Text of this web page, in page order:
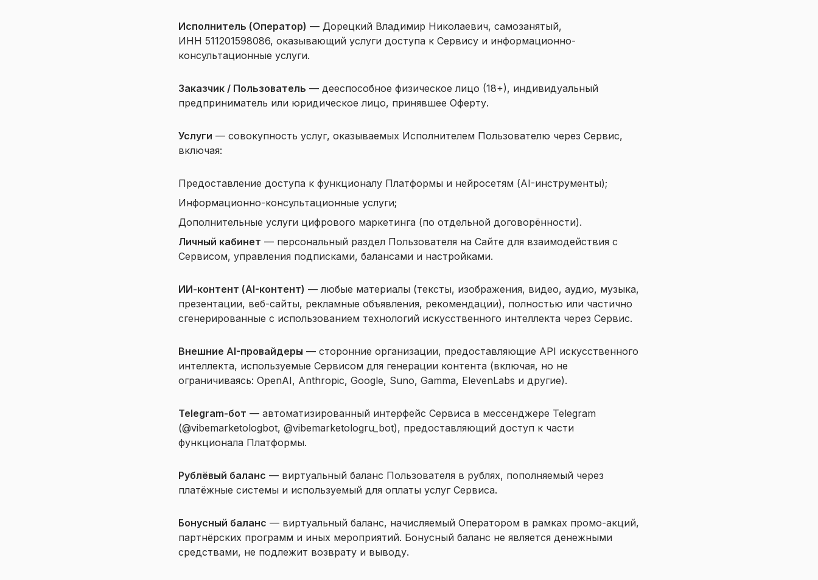
Исполнитель (Оператор) — Дорецкий Владимир Николаевич, самозанятый,
ИНН 511201598086, оказывающий услуги доступа к Сервису и информационно-
консультационные услуги.
Заказчик / Пользователь — дееспособное физическое лицо (18+), индивидуальный
предприниматель или юридическое лицо, принявшее Оферту.
Услуги — совокупность услуг, оказываемых Исполнителем Пользователю через Сервис,
включая:
Предоставление доступа к функционалу Платформы и нейросетям (AI-инструменты);
Информационно-консультационные услуги;
Дополнительные услуги цифрового маркетинга (по отдельной договорённости).
Личный кабинет — персональный раздел Пользователя на Сайте для взаимодействия с
Сервисом, управления подписками, балансами и настройками.
ИИ-контент (AI-контент) — любые материалы (тексты, изображения, видео, аудио, музыка,
презентации, веб-сайты, рекламные объявления, рекомендации), полностью или частично
сгенерированные с использованием технологий искусственного интеллекта через Сервис.
Внешние AI-провайдеры — сторонние организации, предоставляющие API искусственного
интеллекта, используемые Сервисом для генерации контента (включая, но не
ограничиваясь: OpenAI, Anthropic, Google, Suno, Gamma, ElevenLabs и другие).
Telegram-бот — автоматизированный интерфейс Сервиса в мессенджере Telegram
(@vibemarketologbot, @vibemarketologru_bot), предоставляющий доступ к части
функционала Платформы.
Рублёвый баланс — виртуальный баланс Пользователя в рублях, пополняемый через
платёжные системы и используемый для оплаты услуг Сервиса.
Бонусный баланс — виртуальный баланс, начисляемый Оператором в рамках промо-акций,
партнёрских программ и иных мероприятий. Бонусный баланс не является денежными
средствами, не подлежит возврату и выводу.